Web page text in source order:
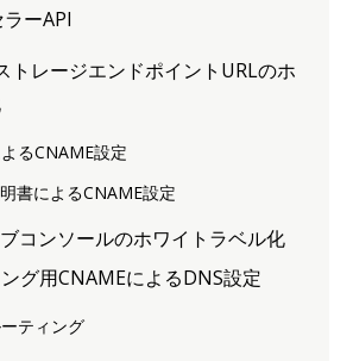
ーAPI
トレージエンドポイントURLのホ
るCNAME設定
書によるCNAME設定
コンソールのホワイトラベル化
グ用CNAMEによるDNS設定
ティング